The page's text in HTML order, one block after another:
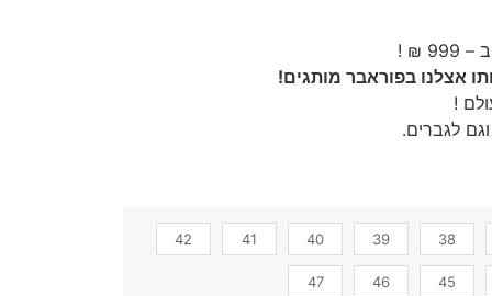
אצלנו בפוראבר מותגים!
!
לגברים.
38
39
40
41
42
45
46
47